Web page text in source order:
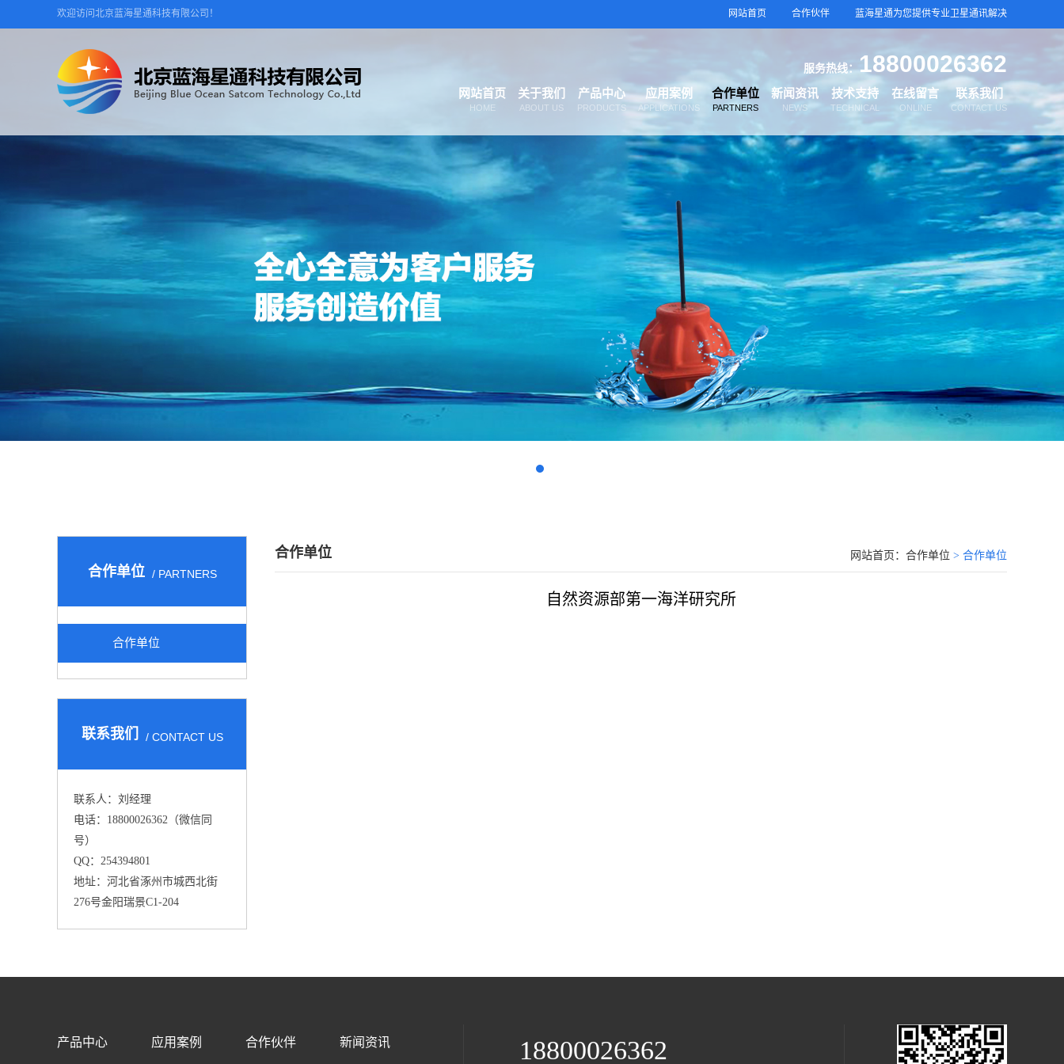
欢迎访问北京蓝海星通科技有限公司！ 网站首页 合作伙伴 蓝海星通为您提供专业卫星通讯解决
服务热线：18800026362
网站首页
HOME
关于我们
ABOUT US
产品中心
PRODUCTS
应用案例
APPLICATIONS
合作单位
PARTNERS
新闻资讯
NEWS
技术支持
TECHNICAL
在线留言
ONLINE
联系我们
CONTACT US
合作单位 / PARTNERS
合作单位
联系我们 / CONTACT US
联系人：刘经理
电话：18800026362（微信同
号）
QQ：254394801
地址：河北省涿州市城西北街
276号金阳瑞景C1-204
合作单位 网站首页： 合作单位 > 合作单位
自然资源部第一海洋研究所
产品中心 应用案例 合作伙伴 新闻资讯 18800026362